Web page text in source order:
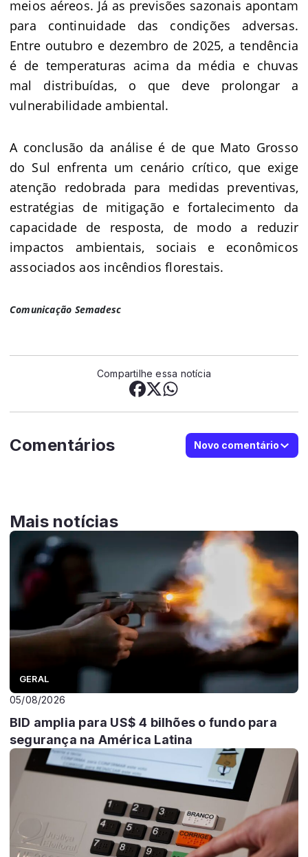
meios aéreos. Já as previsões sazonais apontam
para continuidade das condições adversas.
Entre outubro e dezembro de 2025, a tendência
é de temperaturas acima da média e chuvas
mal distribuídas, o que deve prolongar a
vulnerabilidade ambiental.
A conclusão da análise é de que Mato Grosso
do Sul enfrenta um cenário crítico, que exige
atenção redobrada para medidas preventivas,
estratégias de mitigação e fortalecimento da
capacidade de resposta, de modo a reduzir
impactos ambientais, sociais e econômicos
associados aos incêndios florestais.
Comunicação Semadesc
Compartilhe essa notícia
Comentários Novo comentário
Mais notícias
GERAL
05/08/2026
BID amplia para US$ 4 bilhões o fundo para
segurança na América Latina